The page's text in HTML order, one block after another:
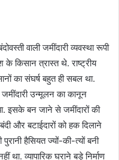
वाली जमींदारी व्यवस्था रूपी
किसान त्रास्त थे. राष्ट्रीय
का संघर्ष बहुत ही सबल था.
उन्मूलन का कानून
इसके बन जाने से जमींदारों की
और बटाईदारों को हक दिलाने
हैसियत ज्यों-की-त्यों बनी
व्यापारिक घराने बड़े निर्माण